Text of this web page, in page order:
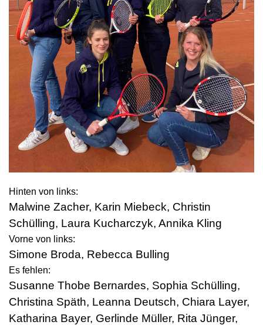
Hinten von links:
Malwine Zacher, Karin Miebeck, Christin
Schülling, Laura Kucharczyk, Annika Kling
Vorne von links:
Simone Broda, Rebecca Bulling
Es fehlen:
Susanne Thobe Bernardes, Sophia Schülling,
Christina Späth, Leanna Deutsch, Chiara Layer,
Katharina Bayer, Gerlinde Müller, Rita Jünger,